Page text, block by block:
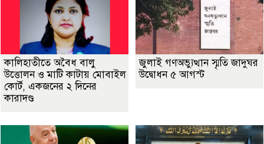
কালিহাতীতে অবৈধ বালু
উত্তোলন ও মাটি কাটায় মোবাইল
কোর্ট, একজনের ২ দিনের
কারাদণ্ড
জুলাই গণঅভ্যুত্থান স্মৃতি জাদুঘর
উদ্বোধন ৫ আগস্ট